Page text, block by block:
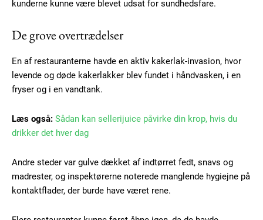
kunderne kunne være blevet udsat for sundhedsfare.
De grove overtrædelser
En af restauranterne havde en aktiv kakerlak-invasion, hvor
levende og døde kakerlakker blev fundet i håndvasken, i en
fryser og i en vandtank.
Læs også: Sådan kan sellerijuice påvirke din krop, hvis du
drikker det hver dag
Andre steder var gulve dækket af indtørret fedt, snavs og
madrester, og inspektørerne noterede manglende hygiejne på
kontaktflader, der burde have været rene.